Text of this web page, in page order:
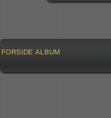
FORSIDE ALBUM